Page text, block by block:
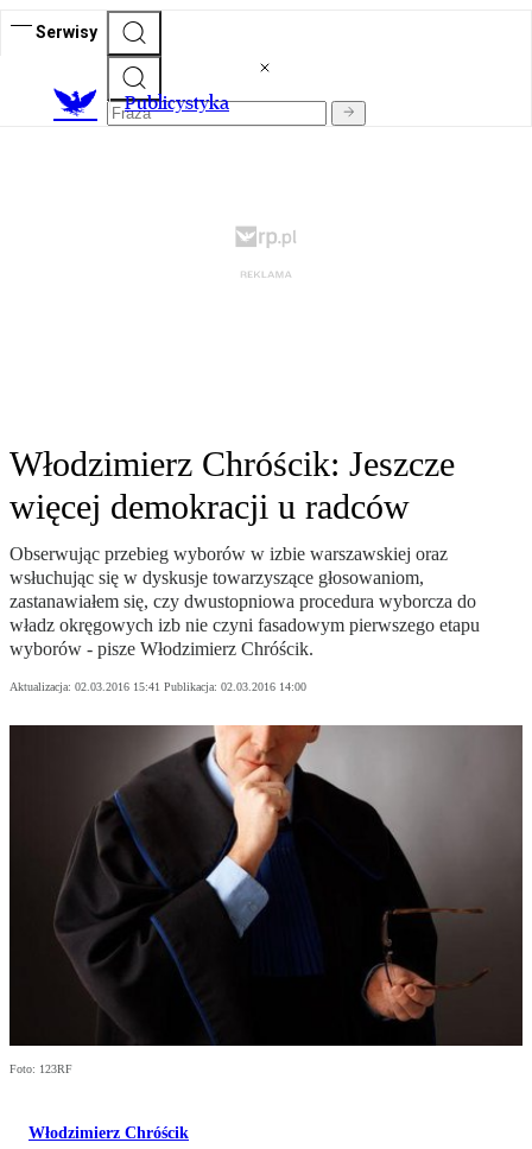
Serwisy
Publicystyka
Włodzimierz Chróścik: Jeszcze
więcej demokracji u radców
Obserwując przebieg wyborów w izbie warszawskiej oraz
wsłuchując się w dyskusje towarzyszące głosowaniom,
zastanawiałem się, czy dwustopniowa procedura wyborcza do
władz okręgowych izb nie czyni fasadowym pierwszego etapu
wyborów - pisze Włodzimierz Chróścik.
Aktualizacja: 02.03.2016 15:41 Publikacja: 02.03.2016 14:00
Foto: 123RF
Włodzimierz Chróścik